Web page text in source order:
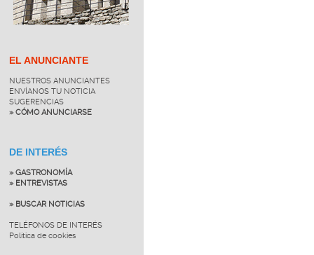
EL ANUNCIANTE
NUESTROS ANUNCIANTES
ENVÍANOS TU NOTICIA
SUGERENCIAS
» CÓMO ANUNCIARSE
DE INTERÉS
» GASTRONOMÍA
» ENTREVISTAS
» BUSCAR NOTICIAS
TELÉFONOS DE INTERÉS
Política de cookies